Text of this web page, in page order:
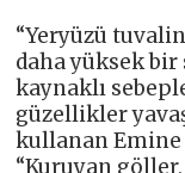
“Yeryüzü
daha yüksek bir
kaynaklı
güzellikler
kullanan Emine
“Kuruyan